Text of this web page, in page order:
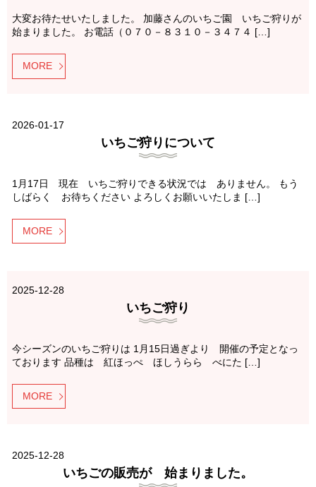
大変お待たせいたしました。 加藤さんのいちご園 いちご狩りが
始まりました。 お電話（０７０－８３１０－３４７４ […]
MORE
2026-01-17
いちご狩りについて
1月17日 現在 いちご狩りできる状況では ありません。 もう
しばらく お待ちください よろしくお願いいたしま […]
MORE
2025-12-28
いちご狩り
今シーズンのいちご狩りは 1月15日過ぎより 開催の予定となっ
ております 品種は 紅ほっぺ ほしうらら べにた […]
MORE
2025-12-28
いちごの販売が 始まりました。